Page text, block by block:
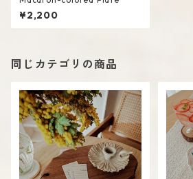
¥2,200
同じカテゴリの商品